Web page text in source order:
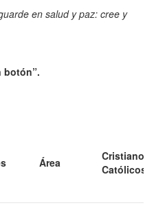
en salud y paz: cree y
botón”.
Área
Cristianos
Católicos